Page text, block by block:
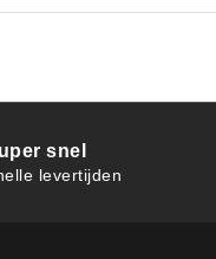
snel
levertijden